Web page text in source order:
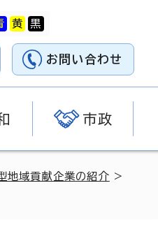
お問い合わせ
市政
地域貢献企業の紹介 >